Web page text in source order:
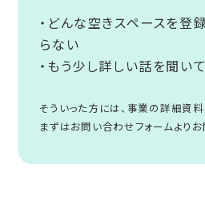
・どんな空きスペースを登
らない
・もう少し詳しい話を聞い
そういった方には、事業の詳細資料
まずはお問い合わせフォームよりお